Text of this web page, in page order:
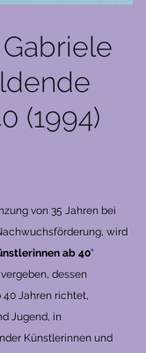
(1994)
von 35 Jahren bei
wird
ab 40“
dessen
Jahren richtet,
Jugend, in
Künstlerinnen und